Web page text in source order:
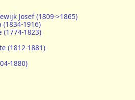
Josef (1809->1865)
(1834-1916)
(1774-1823)
(1812-1881)
1880)